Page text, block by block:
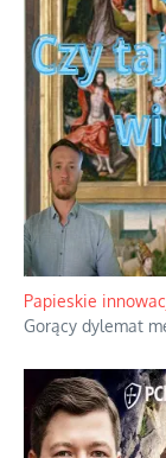
Kamienie i
Gorzka analityka